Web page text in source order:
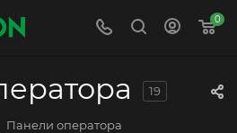
0
19
Панели оператора